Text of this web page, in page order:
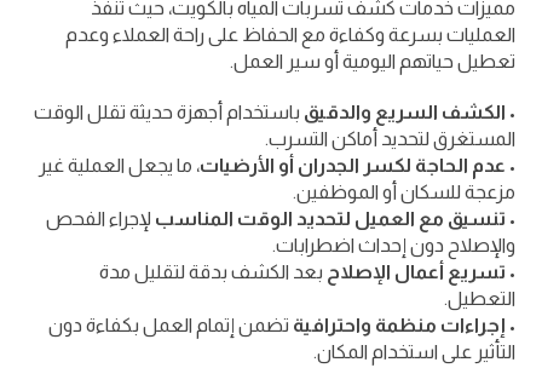
مميزات خدمات كشف تسربات المياه بالكويت، حيث تُنفذ
العمليات بسرعة وكفاءة مع الحفاظ على راحة العملاء وعدم
تعطيل حياتهم اليومية أو سير العمل.
• الكشف السريع والدقيق باستخدام أجهزة حديثة تقلل الوقت
المستغرق لتحديد أماكن التسرب.
• عدم الحاجة لكسر الجدران أو الأرضيات، ما يجعل العملية غير
مزعجة للسكان أو الموظفين.
• تنسيق مع العميل لتحديد الوقت المناسب لإجراء الفحص
والإصلاح دون إحداث اضطرابات.
• تسريع أعمال الإصلاح بعد الكشف بدقة لتقليل مدة
التعطيل.
• إجراءات منظمة واحترافية تضمن إتمام العمل بكفاءة دون
التأثير على استخدام المكان.